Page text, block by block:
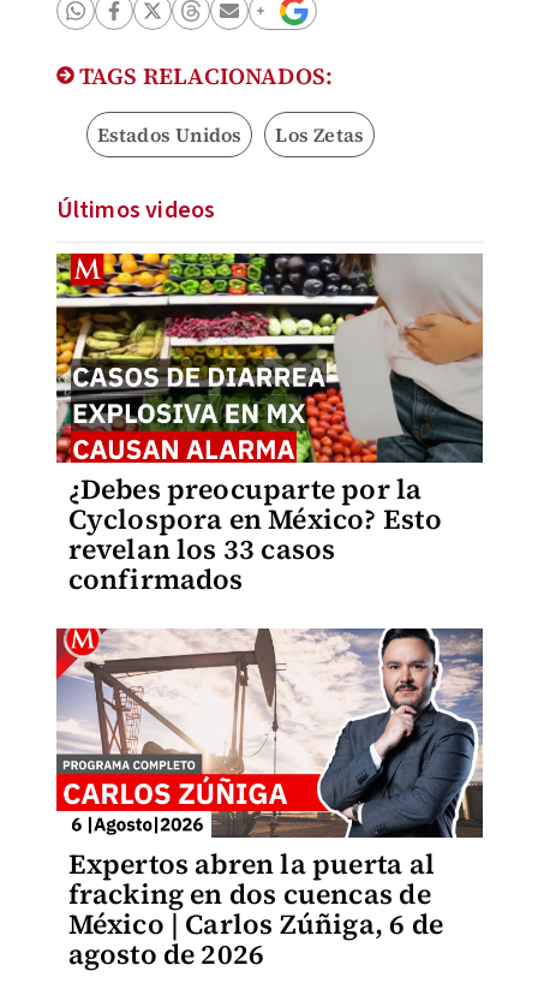
TAGS RELACIONADOS:
Estados Unidos Los Zetas
Últimos videos
¿Debes preocuparte por la
Cyclospora en México? Esto
revelan los 33 casos
confirmados
Expertos abren la puerta al
fracking en dos cuencas de
México | Carlos Zúñiga, 6 de
agosto de 2026